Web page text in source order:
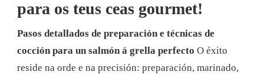
para os teus ceas gourmet!
Pasos detallados de preparación e técnicas de
cocción para un salmón á grella perfecto O éxito
reside na orde e na precisión: preparación, marinado,